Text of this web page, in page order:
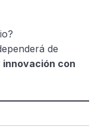
de
innovación con